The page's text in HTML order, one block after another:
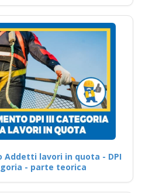
Addetti lavori in quota - DPI
- parte teorica